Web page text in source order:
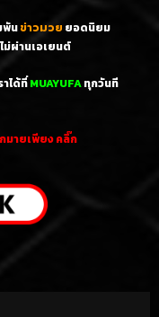
พันข่าวมวย ยอดนิยม
ม่ผ่านเอเยนต์
ได้ที่MUAYUFAทุกวันที
มายเพียง คลิ๊ก